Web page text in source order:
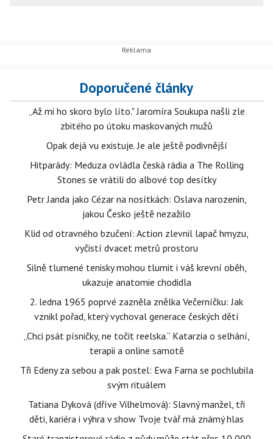
Doporučené články
„Až mi ho skoro bylo líto." Jaromíra Soukupa našli zle
zbitého po útoku maskovaných mužů
Opak dejá vu existuje. Je ale ještě podivnější
Hitparády: Meduza ovládla česká rádia a The Rolling
Stones se vrátili do albové top desítky
Petr Janda jako Cézar na nosítkách: Oslava narozenin,
jakou Česko ještě nezažilo
Klid od otravného bzučení: Action zlevnil lapač hmyzu,
vyčistí dvacet metrů prostoru
Silně tlumené tenisky mohou tlumit i váš krevní oběh,
ukazuje anatomie chodidla
2. ledna 1965 poprvé zazněla znělka Večerníčku: Jak
vznikl pořad, který vychoval generace českých dětí
„Chci psát písničky, ne točit reelska.“ Katarzia o selhání,
terapii a online samotě
Tři Edeny za sebou a pak postel: Ewa Farna se pochlubila
svým rituálem
Tatiana Dyková (dříve Vilhelmová): Slavný manžel, tři
děti, kariéra i výhra v show Tvoje tvář má známý hlas